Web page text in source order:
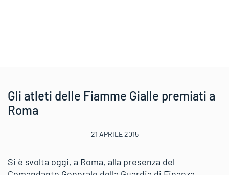
Gli atleti delle Fiamme Gialle premiati a
Roma
21 APRILE 2015
Si è svolta oggi, a Roma, alla presenza del